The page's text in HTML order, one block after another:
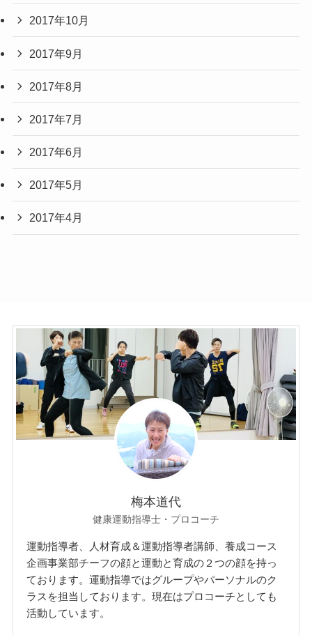
2017年10月
2017年9月
2017年8月
2017年7月
2017年6月
2017年5月
2017年4月
梅本道代
健康運動指導士・プロコーチ
運動指導者、人材育成＆運動指導者講師、養成コース
企画事業部チーフの顔と運動と育成の２つの顔を持っ
ております。運動指導ではグループやパーソナルのク
ラスを担当しております。現在はプロコーチとしても
活動しています。